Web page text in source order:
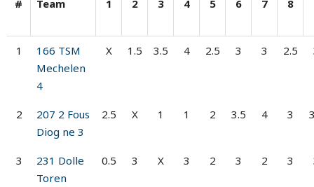
# Team 1 2 3 4 5 6 7 8
1
166 TSM
Mechelen
4
X 1.5 3.5 4 2.5 3 3 2.5
2
207 2 Fous
Diog ne 3
2.5 X 1 1 2 3.5 4 3
3
231 Dolle
Toren
0.5 3 X 3 2 3 2 3